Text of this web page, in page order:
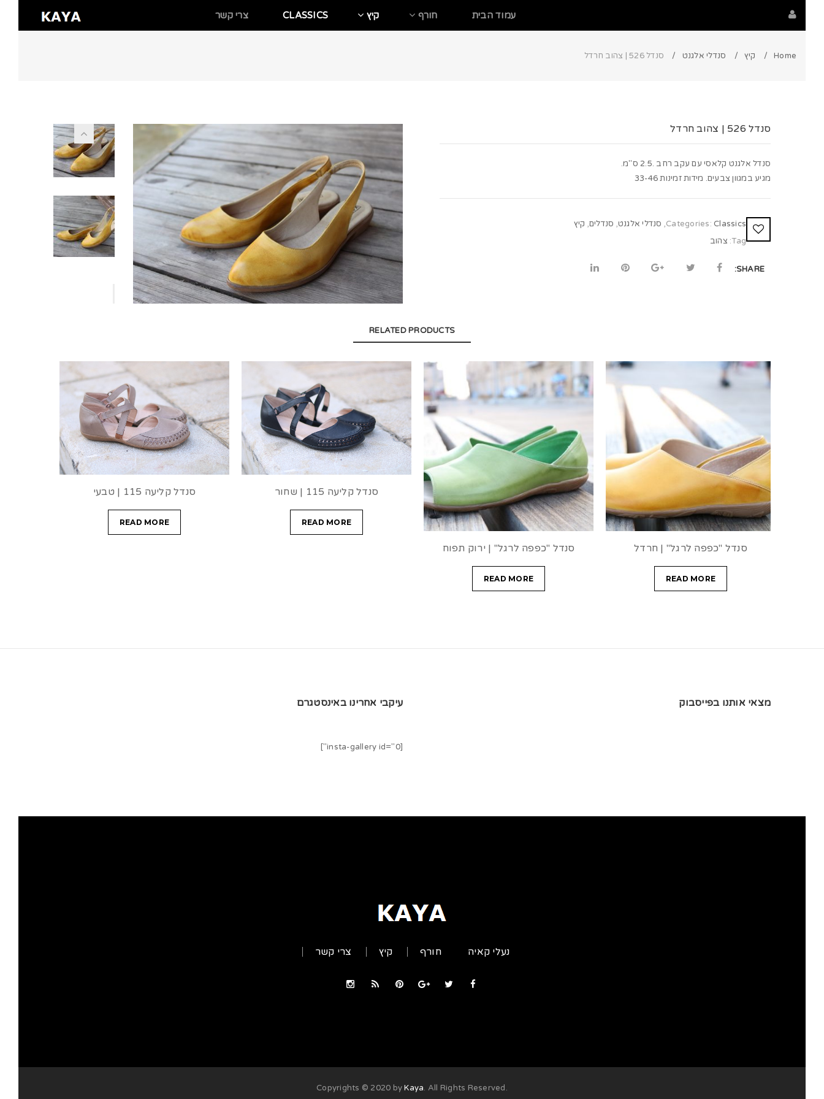
עמוד הבית חורף קיץ CLASSICS צרי קשר
Home קיץ סנדלי אלגנט סנדל 526 | צהוב חרדל
סנדל 526 | צהוב חרדל
סנדל אלגנט קלאסי עם עקב רחב .2.5 ס"מ.
מגיע במגוון צבעים. מידות זמינות 33-46
Categories: Classics
, סנדלי אלגנט, סנדלים, קיץ
Tag: צהוב
SHARE:
RELATED PRODUCTS
סנדל קליעה 115 | טבעי
READ MORE
סנדל קליעה 115 | שחור
READ MORE
סנדל "כפפה לרגל" | ירוק תפוח
READ MORE
סנדל "כפפה לרגל" | חרדל
READ MORE
עיקבי אחרינו באינסטגרם
[insta-gallery id="0"]
מצאי אותנו בפייסבוק
נעלי קאיה חורף קיץ צרי קשר
.Copyrights © 2020 by
Kaya. All Rights Reserved